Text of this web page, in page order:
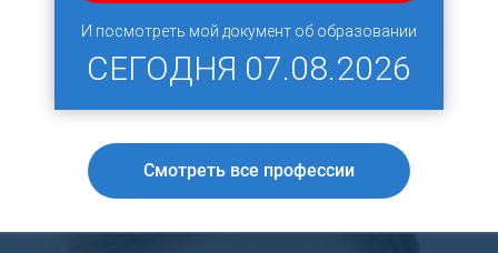
И посмотреть мой документ об образовании
СЕГОДНЯ 07.08.2026
Смотреть все профессии